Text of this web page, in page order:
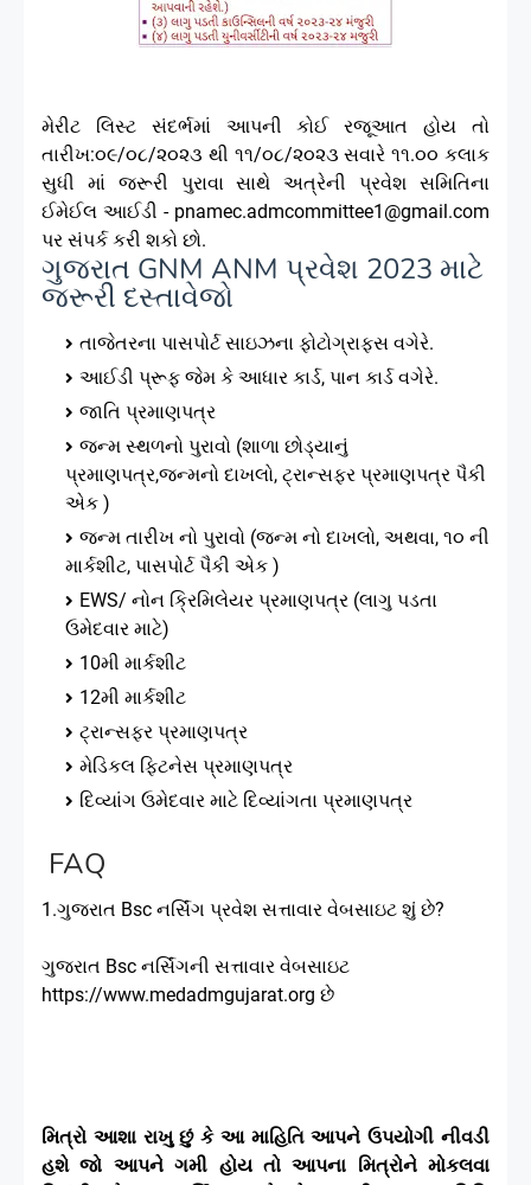
મેરીટ લિસ્ટ સંદર્ભમાં આપની કોઈ રજૂઆત હોય તો
તારીખ:૦૯/૦૮/૨૦૨૩ થી ૧૧/૦૮/૨૦૨૩ સવારે ૧૧.૦૦ કલાક
સુધી માં જરૂરી પુરાવા સાથે અત્રેની પ્રવેશ સમિતિના
ઈમેઈલ આઈડી - pnamec.admcommittee1@gmail.com
પર સંપર્ક કરી શકો છો.
ગુજરાત GNM ANM પ્રવેશ 2023 માટે
જરૂરી દસ્તાવેજો
તાજેતરના પાસપોર્ટ સાઇઝના ફોટોગ્રાફ્સ વગેરે.
આઈડી પ્રૂફ જેમ કે આધાર કાર્ડ, પાન કાર્ડ વગેરે.
જાતિ પ્રમાણપત્ર
જન્મ સ્થળનો પુરાવો (શાળા છોડ્યાનું
પ્રમાણપત્ર,જન્મનો દાખલો, ટ્રાન્સફર પ્રમાણપત્ર પૈકી
એક )
જન્મ તારીખ નો પુરાવો (જન્મ નો દાખલો, અથવા, ૧૦ ની
માર્કશીટ, પાસપોર્ટ પૈકી એક )
EWS/ નોન ક્રિમિલેયર પ્રમાણપત્ર (લાગુ પડતા
ઉમેદવાર માટે)
10મી માર્કશીટ
12મી માર્કશીટ
ટ્રાન્સફર પ્રમાણપત્ર
મેડિકલ ફિટનેસ પ્રમાણપત્ર
દિવ્યાંગ ઉમેદવાર માટે દિવ્યાંગતા પ્રમાણપત્ર
FAQ
1.ગુજરાત Bsc નર્સિંગ પ્રવેશ સત્તાવાર વેબસાઇટ શું છે?
ગુજરાત Bsc નર્સિંગની સત્તાવાર વેબસાઇટ
https://www.medadmgujarat.org છે
મિત્રો આશા રાખુ છું કે આ માહિતિ આપને ઉપયોગી નીવડી
હશે જો આપને ગમી હોય તો આપના મિત્રોને મોકલવા